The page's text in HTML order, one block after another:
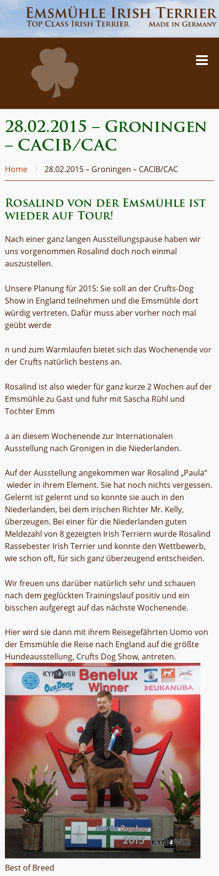
28.02.2015 – Groningen
– CACIB/CAC
Home 28.02.2015 – Groningen – CACIB/CAC
Rosalind von der Emsmühle ist
wieder auf Tour!
Nach einer ganz langen Ausstellungspause haben wir
uns vorgenommen Rosalind doch noch einmal
auszustellen.
Unsere Planung für 2015: Sie soll an der Crufts-Dog
Show in England teilnehmen und die Emsmühle dort
würdig vertreten. Dafür muss aber vorher noch mal
geübt werde
n und zum Warmlaufen bietet sich das Wochenende vor
der Crufts natürlich bestens an.
Rosalind ist also wieder für ganz kurze 2 Wochen auf der
Emsmühle zu Gast und fuhr mit Sascha Rühl und
Tochter Emm
a an diesem Wochenende zur Internationalen
Ausstellung nach Gronigen in die Niederlanden.
Auf der Ausstellung angekommen war Rosalind „Paula“
wieder in ihrem Element. Sie hat noch nichts vergessen.
Gelernt ist gelernt und so konnte sie auch in den
Niederlanden, bei dem irischen Richter Mr. Kelly,
überzeugen. Bei einer für die Niederlanden guten
Meldezahl von 8 gezeigten Irish Terriern wurde Rosalind
Rassebester Irish Terrier und konnte den Wettbewerb,
wie schon oft, für sich ganz überzeugend entscheiden.
Wir freuen uns darüber natürlich sehr und schauen
nach dem geglückten Trainingslauf positiv und ein
bisschen aufgeregt auf das nächste Wochenende.
Hier wird sie dann mit ihrem Reisegefährten Uomo von
der Emsmühle die Reise nach England auf die größte
Hundeausstellung, Crufts Dog Show, antreten.
Best of Breed